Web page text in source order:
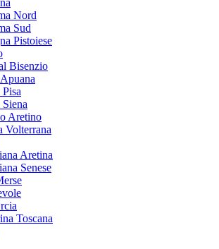
Nord
Sud
Pistoiese
Bisenzio
Aretino
Volterrana
Aretina
Senese
Toscana